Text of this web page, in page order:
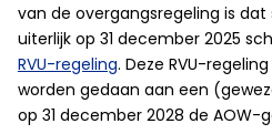
van de overgangsregeling is
uiterlijk op 31 december 2025
RVU-regeling. Deze RVU-
worden gedaan aan een
op 31 december 2028 de